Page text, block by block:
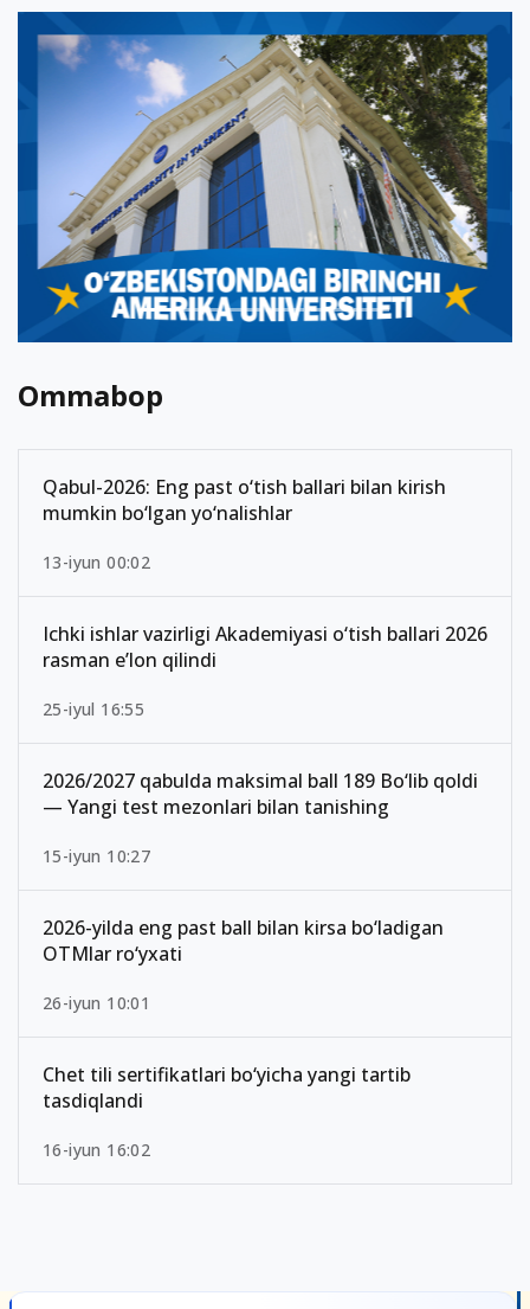
Ommabop
Qabul-2026: Eng past o‘tish ballari bilan kirish
mumkin bo‘lgan yo‘nalishlar
13-iyun 00:02
Ichki ishlar vazirligi Akademiyasi o‘tish ballari 2026
rasman e’lon qilindi
25-iyul 16:55
2026/2027 qabulda maksimal ball 189 Bo‘lib qoldi
— Yangi test mezonlari bilan tanishing
15-iyun 10:27
2026-yilda eng past ball bilan kirsa bo‘ladigan
OTMlar ro‘yxati
26-iyun 10:01
Chet tili sertifikatlari bo‘yicha yangi tartib
tasdiqlandi
16-iyun 16:02